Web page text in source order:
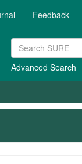
Feedback
Advanced Search